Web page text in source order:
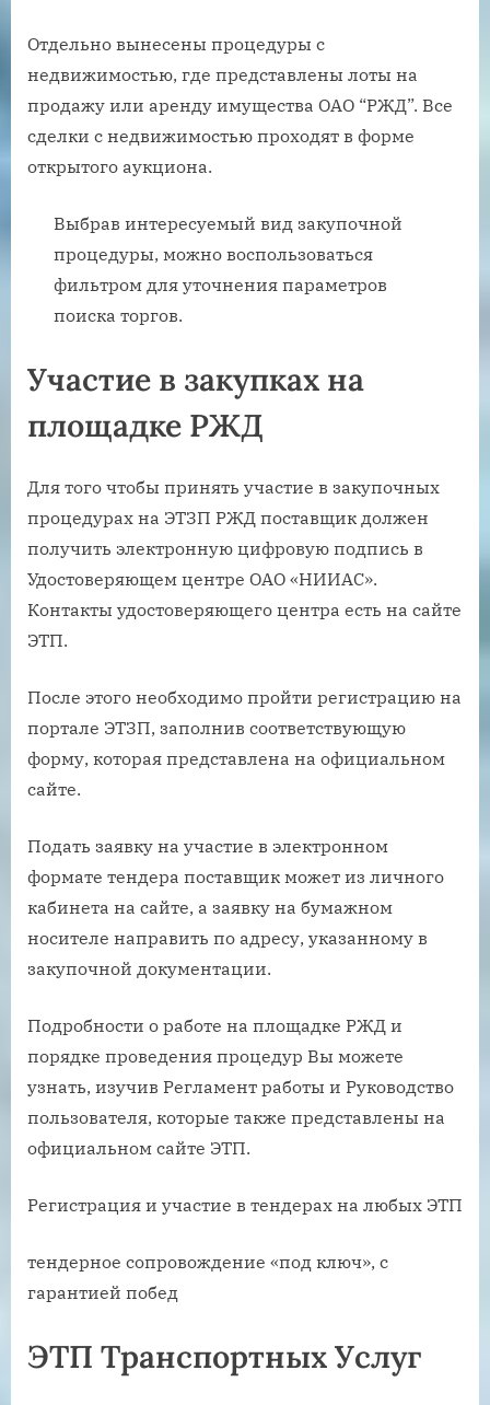
Отдельно вынесены процедуры с
недвижимостью, где представлены лоты на
продажу или аренду имущества ОАО “РЖД”. Все
сделки с недвижимостью проходят в форме
открытого аукциона.
Выбрав интересуемый вид закупочной
процедуры, можно воспользоваться
фильтром для уточнения параметров
поиска торгов.
Участие в закупках на
площадке РЖД
Для того чтобы принять участие в закупочных
процедурах на ЭТЗП РЖД поставщик должен
получить электронную цифровую подпись в
Удостоверяющем центре ОАО «НИИАС».
Контакты удостоверяющего центра есть на сайте
ЭТП.
После этого необходимо пройти регистрацию на
портале ЭТЗП, заполнив соответствующую
форму, которая представлена на официальном
сайте.
Подать заявку на участие в электронном
формате тендера поставщик может из личного
кабинета на сайте, а заявку на бумажном
носителе направить по адресу, указанному в
закупочной документации.
Подробности о работе на площадке РЖД и
порядке проведения процедур Вы можете
узнать, изучив Регламент работы и Руководство
пользователя, которые также представлены на
официальном сайте ЭТП.
Регистрация и участие в тендерах на любых ЭТП
тендерное сопровождение «под ключ», с
гарантией побед
ЭТП Транспортных Услуг